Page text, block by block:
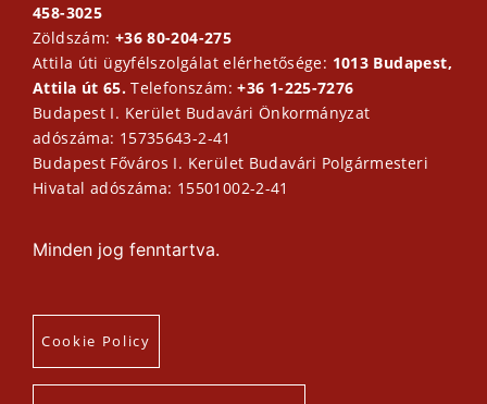
458-3025
Zöldszám: +36 80-204-275
Attila úti ügyfélszolgálat elérhetősége: 1013 Budapest,
Attila út 65.Telefonszám:+36 1-225-7276
Budapest I. Kerület Budavári Önkormányzat
adószáma: 15735643-2-41
Budapest Főváros I. Kerület Budavári Polgármesteri
Hivatal adószáma: 15501002-2-41
Minden jog fenntartva.
Cookie Policy